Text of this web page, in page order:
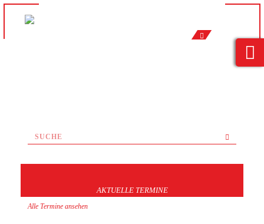
AKTUELLE TERMINE
Alle Termine ansehen